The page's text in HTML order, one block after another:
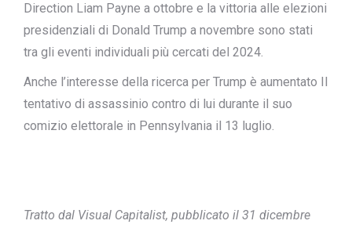
Direction Liam Payne a ottobre e la vittoria alle elezioni
presidenziali di Donald Trump a novembre sono stati
tra gli eventi individuali più cercati del 2024.
Anche l’interesse della ricerca per Trump è aumentato
tentativo di assassinio contro di lui durante il suo
comizio elettorale in Pennsylvania il 13 luglio.
Tratto dal Visual Capitalist, pubblicato il 31 dicembre